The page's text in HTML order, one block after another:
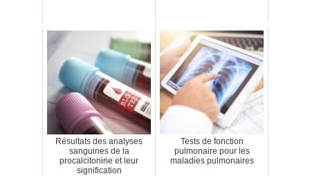
Résultats des analyses
sanguines de la
procalcitonine et leur
signification
Tests de fonction
pulmonaire pour les
maladies pulmonaires